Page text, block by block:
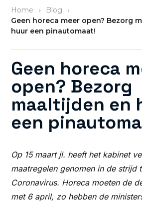
Home > Blog >
Geen horeca meer open? Bezorg
huur een pinautomaat!
Geen horeca
open? Bezorg
maaltijden en
een
Op 15 maart jl. heeft het kabinet
maatregelen genomen in de strijd
Coronavirus. Horeca moeten de
met 6 april, zo hebben de